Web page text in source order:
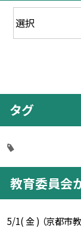
タグ
教育委員会
5/1( 金 ) （京都市